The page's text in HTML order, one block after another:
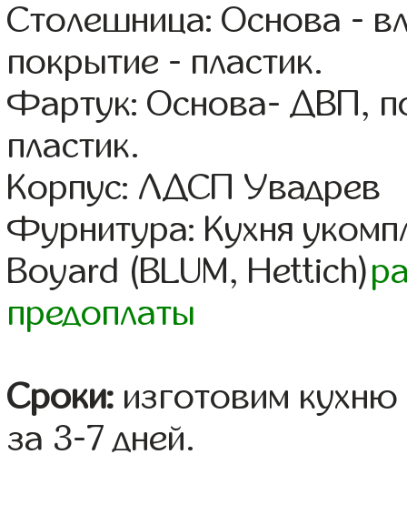
Столешница: Основа -
покрытие - пластик.
Фартук: Основа- ДВП,
пластик.
Корпус: ЛДСП Увадрев
Фурнитура: Кухня
Boyard (BLUM, Hettich)
предоплаты
Сроки: изготовим
за 3-7 дней.